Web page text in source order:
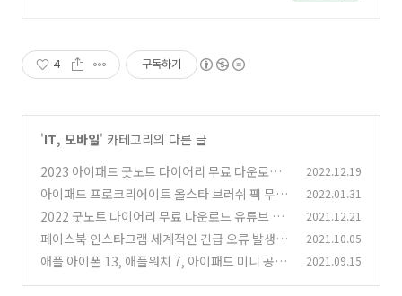
4 구독하기
'IT, 모바일' 카테고리의 다른 글
2023 아이패드 굿노트 다이어리 무료 다운로드
유튜브 채널 추천 10개!
(594)
2022.12.19
아이패드 프로크리에이트 올스타 브러쉬 팩 무료
다운로드 방법 (12)
2022.01.31
2022 굿노트 다이어리 무료 다운로드 유튜브 채
널 추천 7개 (26)
2021.12.21
페이스북 인스타그램 세계적인 긴급 오류 발생으
로 먹통 (4)
2021.10.05
애플 아이폰 13, 애플워치 7, 아이패드 미니 공개
2021.09.15